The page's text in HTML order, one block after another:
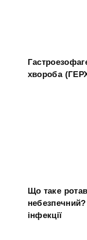
хвороба
Що таке
інфекції